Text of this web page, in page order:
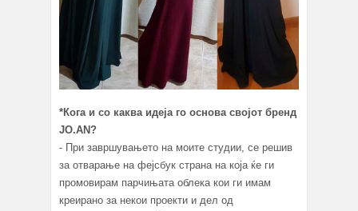
*Кога и со каква идеја го основа својот бренд
JO.AN?
- При завршувањето на моите студии, се решив
за отварање на фејсбук страна на која ќе ги
промовирам парчињата облека кои ги имам
креирано за некои проекти и дел од